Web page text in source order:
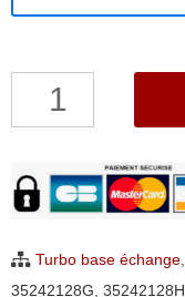
quantité
Chrysler
Voyager
CRD
Turbo base échange,
35242128G, 35242128H